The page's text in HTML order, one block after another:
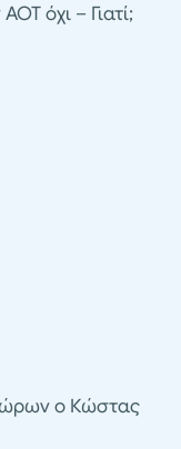
όχι – Γιατί;
ο Κώστας